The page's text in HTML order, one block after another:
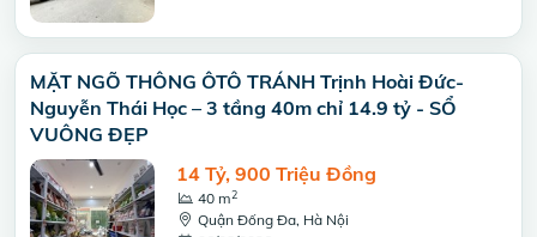
MẶT NGÕ THÔNG ÔTÔ TRÁNH Trịnh Hoài Đức-
Nguyễn Thái Học – 3 tầng 40m chỉ 14.9 tỷ - SỔ
VUÔNG ĐẸP
14 Tỷ, 900 Triệu Đồng
40 m2
Quận Đống Đa, Hà Nội